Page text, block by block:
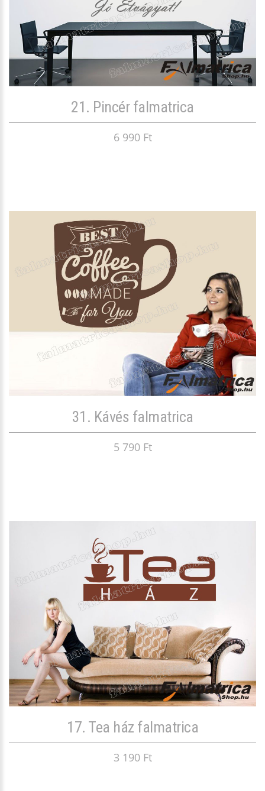
21. Pincér falmatrica
6 990 Ft
31. Kávés falmatrica
5 790 Ft
17. Tea ház falmatrica
3 190 Ft